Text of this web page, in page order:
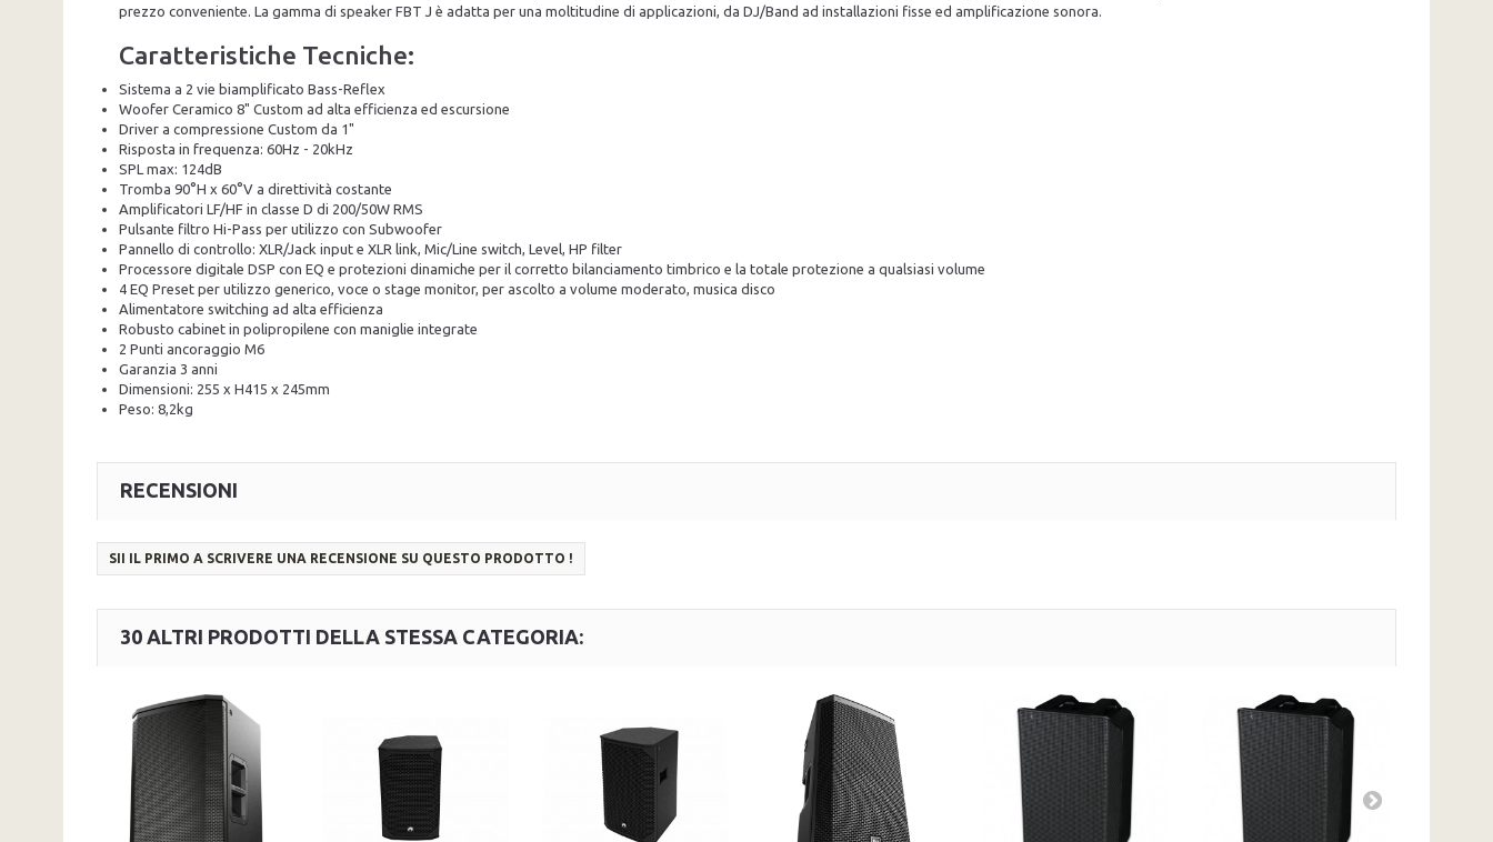
prezzo conveniente. La gamma di speaker FBT J è adatta per una moltitudine di applicazioni, da DJ/Band ad installazioni fisse ed amplificazione sonora.
Caratteristiche Tecniche:
Sistema a 2 vie biamplificato Bass-Reflex
Woofer Ceramico 8" Custom ad alta efficienza ed escursione
Driver a compressione Custom da 1"
Risposta in frequenza: 60Hz - 20kHz
SPL max: 124dB
Tromba 90°H x 60°V a direttività costante
Amplificatori LF/HF in classe D di 200/50W RMS
Pulsante filtro Hi-Pass per utilizzo con Subwoofer
Pannello di controllo: XLR/Jack input e XLR link, Mic/Line switch, Level, HP filter
Processore digitale DSP con EQ e protezioni dinamiche per il corretto bilanciamento timbrico e la totale protezione a qualsiasi volume
4 EQ Preset per utilizzo generico, voce o stage monitor, per ascolto a volume moderato, musica disco
Alimentatore switching ad alta efficienza
Robusto cabinet in polipropilene con maniglie integrate
2 Punti ancoraggio M6
Garanzia 3 anni
Dimensioni: 255 x H415 x 245mm
Peso: 8,2kg
RECENSIONI
SII IL PRIMO A SCRIVERE UNA RECENSIONE SU QUESTO PRODOTTO !
30 ALTRI PRODOTTI DELLA STESSA CATEGORIA: